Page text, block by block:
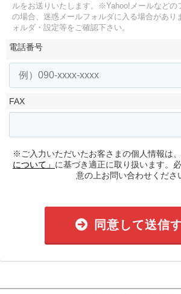
ルをお送りいたします。
※Yahoo!メールなどの
の場合、迷惑メールフォルダに入る場合があり
ォルダ・設定等をご確認下さい。
電話番号
FAX
※ご入力いただいたお客さまの個人情報は、
について」 に基づき適正に取り扱います。
意の上お問い合わせくださ
同意して送信